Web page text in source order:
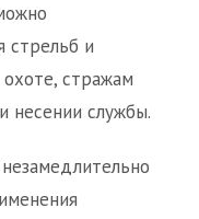
стрельб и
стражам
несении службы.